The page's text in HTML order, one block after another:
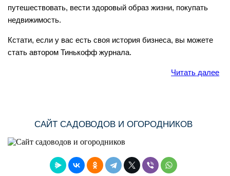
путешествовать, вести здоровый образ жизни, покупать
недвижимость.
Кстати, если у вас есть своя история бизнеса, вы можете
стать автором Тинькофф журнала.
Читать далее
САЙТ САДОВОДОВ И ОГОРОДНИКОВ